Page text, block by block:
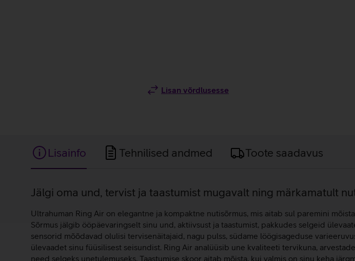
Lisan võrdlusesse
Lisainfo Tehnilised andmed Toote saadavus
Lisainfo
Jälgi oma und, tervist ja taastumist mugavalt ning märkamatult
Ultrahuman Ring Air on elegantne ja kompaktne nutisõrmus, mis aitab sul paremini
Sõrmus jälgib ööpäevaringselt sinu und, aktiivsust ja taastumist, pakkudes selgeid
sensorid mõõdavad olulisi tervisenäitajaid, nagu pulss, südame löögisageduse
ülevaadet sinu füüsilisest seisundist. Ring Air analüüsib une kvaliteeti tervikuna,
need selgeks unetulemuseks. Taastumise skoor aitab mõista, kui valmis on sinu keha